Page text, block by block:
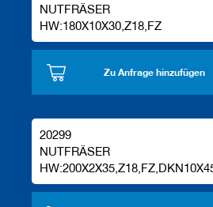
NUTFRÄSER
HW:180X10X30,Z18,FZ
Zu Anfrage hinzufügen
20299
NUTFRÄSER